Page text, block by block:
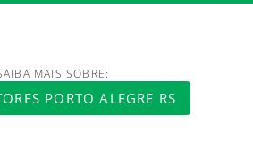
MAIS SOBRE:
PORTO ALEGRE RS